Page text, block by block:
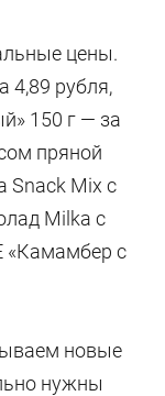
цены.
4,89 рубля,
150 г — за
пряной
Snack Mix с
Milka с
«Камамбер с
новые
нужны